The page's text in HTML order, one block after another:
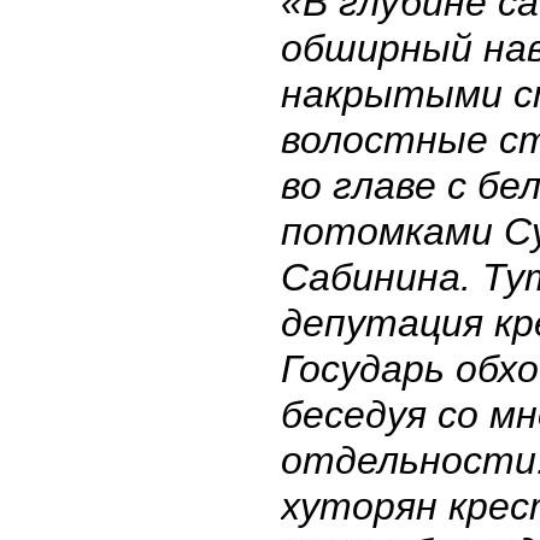
обширный
накрытыми
волостные
во главе с
потомками
Сабинина.
депутация
Государь
беседуя со
хуторян